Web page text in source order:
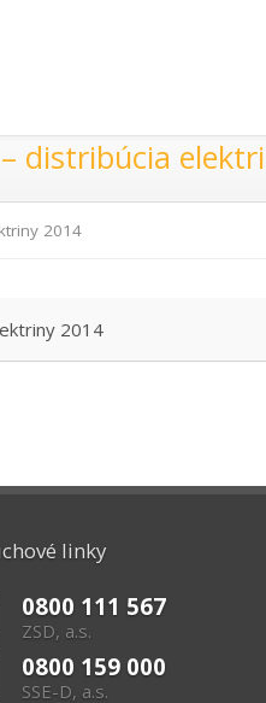
distribúcia
2014
2014
linky
0800 111 567
ZSD, a.s.
0800 159 000
SSE-D, a.s.